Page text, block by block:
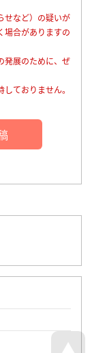
せなど）の疑いが
場合がありますの
発展のために、ぜ
ておりません。